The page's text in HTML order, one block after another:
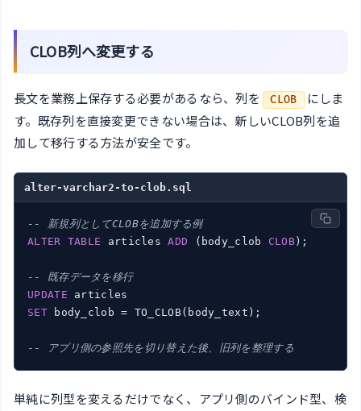
CLOB列へ変更する
長文を業務上保存する必要があるなら、列を CLOB にしま
す。既存列を直接変更できない場合は、新しいCLOB列を追
加して移行する方法が安全です。
alter-varchar2-to-clob.sql
-- 新規列としてCLOBを追加する例
ALTER TABLE articles ADD (body_clob CLOB );
-- 既存データを移行
UPDATE
SET body_clob = TO_CLOB(body_text);
-- アプリ側の参照先を切り替えた後、旧列を整理する
単純に列型を変えるだけでなく、アプリ側のバインド型、検